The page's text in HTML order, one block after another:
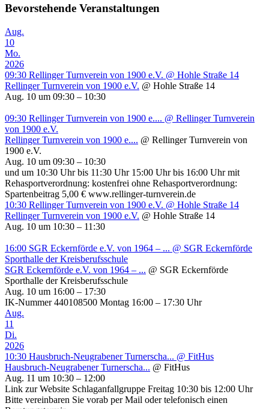
Bevorstehende Veranstaltungen
Aug.
10
Mo.
2026
09:30 Rellinger Turnverein von 1900 e.V. @ Hohle Straße 14
Rellinger Turnverein von 1900 e.V. @ Hohle Straße 14
Aug. 10 um 09:30 – 10:30
09:30 Rellinger Turnverein von 1900 e.... @ Rellinger Turnverein
von 1900 e.V.
Rellinger Turnverein von 1900 e.... @ Rellinger Turnverein von
1900 e.V.
Aug. 10 um 09:30 – 10:30
und um 10:30 Uhr bis 11:30 Uhr 15:00 Uhr bis 16:00 Uhr mit
Rehasportverordnung: kostenfrei ohne Rehasportverordnung:
Spartenbeitrag 5,00 € www.rellinger-turnverein.de
10:30 Rellinger Turnverein von 1900 e.V. @ Hohle Straße 14
Rellinger Turnverein von 1900 e.V. @ Hohle Straße 14
Aug. 10 um 10:30 – 11:30
16:00 SGR Eckernförde e.V. von 1964 – ... @ SGR Eckernförde
Sporthalle der Kreisberufsschule
SGR Eckernförde e.V. von 1964 – ... @ SGR Eckernförde
Sporthalle der Kreisberufsschule
Aug. 10 um 16:00 – 17:30
IK-Nummer 440108500 Montag 16:00 – 17:30 Uhr
Aug.
11
Di.
2026
10:30 Hausbruch-Neugrabener Turnerscha... @ FitHus
Hausbruch-Neugrabener Turnerscha... @ FitHus
Aug. 11 um 10:30 – 12:00
Link zur Website Schlaganfallgruppe Freitag 10:30 bis 12:00 Uhr
Bitte vereinbaren Sie vorab per Mail oder telefonisch einen